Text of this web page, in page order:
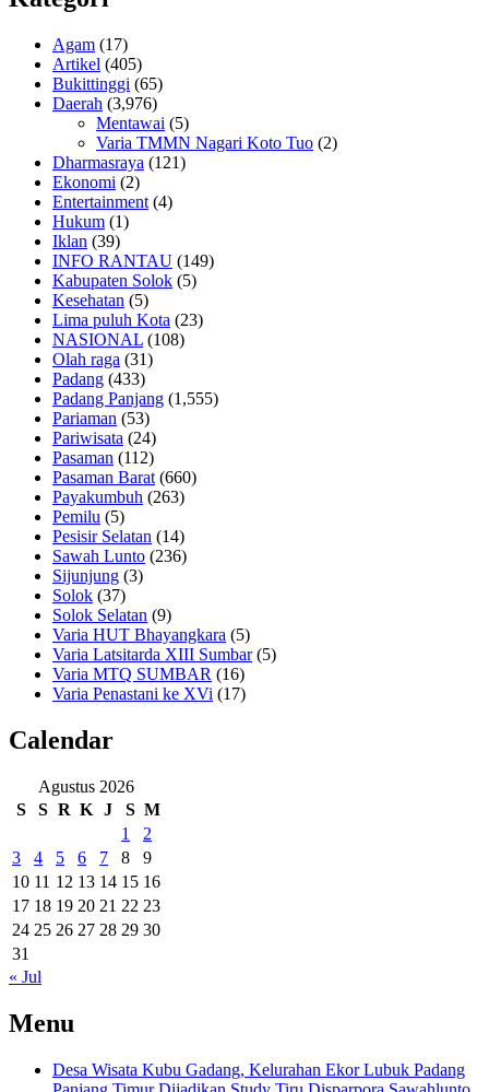
Agam (17)
Artikel (405)
Bukittinggi (65)
Daerah (3,976)
Mentawai (5)
Varia TMMN Nagari Koto Tuo (2)
Dharmasraya (121)
Ekonomi (2)
Entertainment (4)
Hukum (1)
Iklan (39)
INFO RANTAU (149)
Kabupaten Solok (5)
Kesehatan (5)
Lima puluh Kota (23)
NASIONAL (108)
Olah raga (31)
Padang (433)
Padang Panjang (1,555)
Pariaman (53)
Pariwisata (24)
Pasaman (112)
Pasaman Barat (660)
Payakumbuh (263)
Pemilu (5)
Pesisir Selatan (14)
Sawah Lunto (236)
Sijunjung (3)
Solok (37)
Solok Selatan (9)
Varia HUT Bhayangkara (5)
Varia Latsitarda XIII Sumbar(5)
Varia MTQ SUMBAR (16)
Varia Penastani ke XVi (17)
Calendar
Agustus 2026
S
S R K J S M
1
2
3
4 5 6 7 8
9
10 11 12 13 14 15 16
17 18 19 20 21 22 23
24 25 26 27 28 29 30
31
« Jul
Menu
Desa Wisata Kubu Gadang, Kelurahan Ekor Lubuk Padang